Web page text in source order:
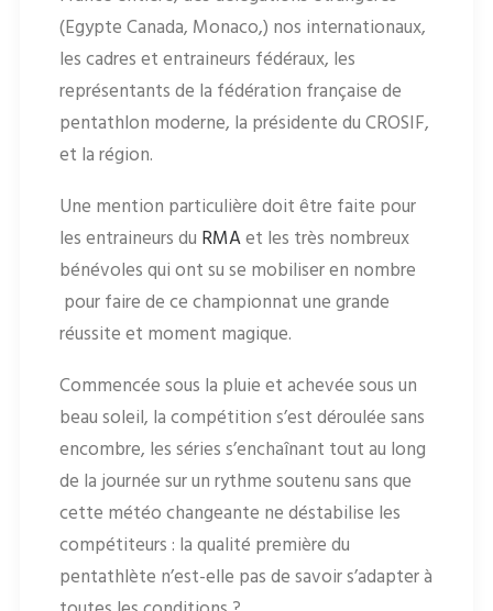
(Egypte Canada, Monaco,) nos internationaux,
les cadres et entraineurs fédéraux, les
représentants de la fédération française de
pentathlon moderne, la présidente du CROSIF,
et la région.
Une mention particulière doit être faite pour
les entraineurs du RMAet les très nombreux
bénévoles qui ont su se mobiliser en nombre
pour faire de ce championnat une grande
réussite et moment magique.
Commencée sous la pluie et achevée sous un
beau soleil, la compétition s’est déroulée sans
encombre, les séries s’enchaînant tout au long
de la journée sur un rythme soutenu sans que
cette météo changeante ne déstabilise les
compétiteurs : la qualité première du
pentathlète n’est-elle pas de savoir s’adapter à